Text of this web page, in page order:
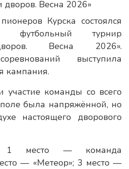
Курска состоялся
футбольный турнир
Весна 2026».
выступила
кампания.
участие команды со всего
была напряжённой, но
настоящего дворового
1 место — команда
— «Метеор»; 3 место —